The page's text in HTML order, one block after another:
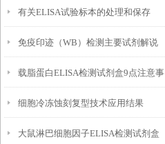
试剂盒的正确存放法则
有关ELISA试验标本的处理和保存
免疫印迹（WB）检测主要试剂解说
载脂蛋白ELISA检测试剂盒9点注意事
项
细胞冷冻蚀刻复型技术应用结果
大鼠淋巴细胞因子ELISA检测试剂盒